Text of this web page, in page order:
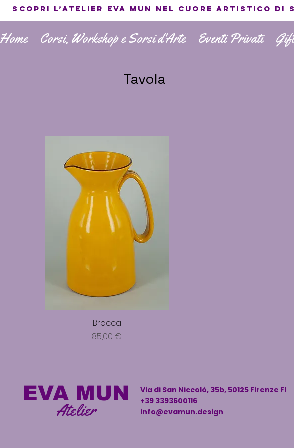
Scopri l’atelier EVA MUN nel cuore artistico di
Home Corsi, Workshop e Sorsi d'Arte Eventi Privati
Tavola
Brocca
Prezzo
85,00 €
EVA MUN
Atelier
Via di San Niccolò, 35b, 50125 Firenze FI
+39 3393600116
info@evamun.design